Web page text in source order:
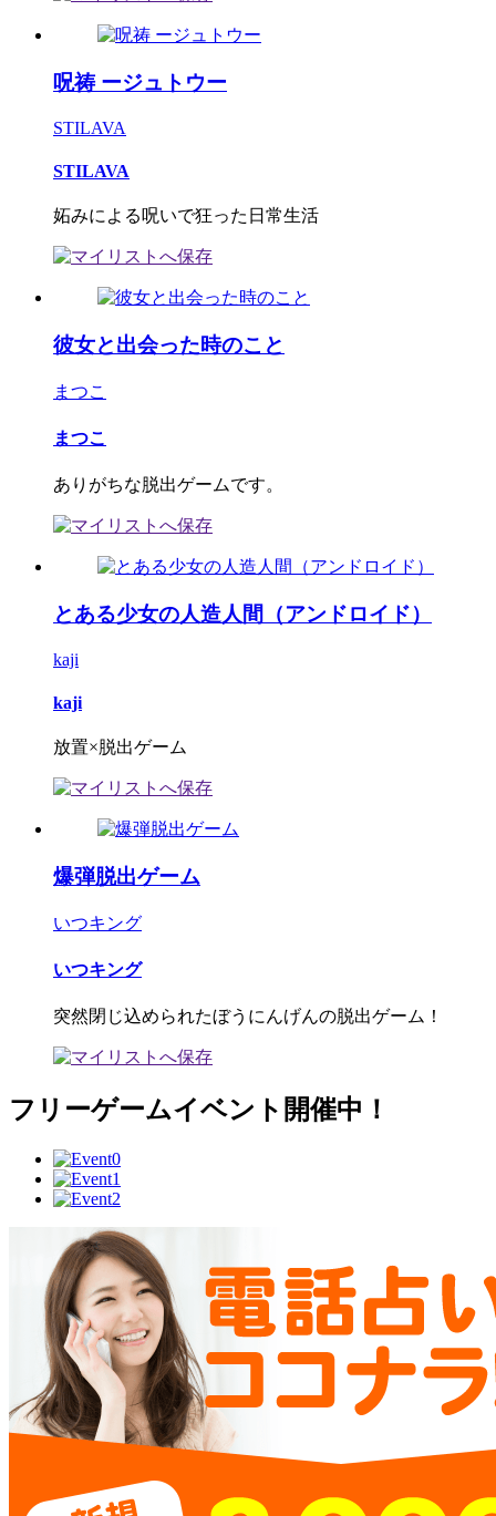
呪祷 ージュトウー
STILAVA
STILAVA
妬みによる呪いで狂った日常生活
彼女と出会った時のこと
まつこ
まつこ
ありがちな脱出ゲームです。
とある少女の人造人間（アンドロイド）
kaji
kaji
放置×脱出ゲーム
爆弾脱出ゲーム
いつキング
いつキング
突然閉じ込められたぼうにんげんの脱出ゲーム！
フリーゲームイベント開催中！